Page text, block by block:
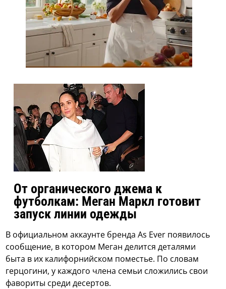
От органического джема к
футболкам: Меган Маркл готовит
запуск линии одежды
В официальном аккаунте бренда As Ever появилось
сообщение, в котором Меган делится деталями
быта в их калифорнийском поместье. По словам
герцогини, у каждого члена семьи сложились свои
фавориты среди десертов.